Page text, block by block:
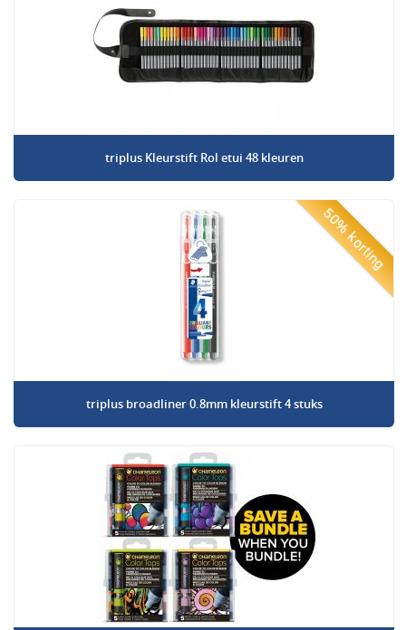
triplus Kleurstift Rol etui 48 kleuren
50% korting
triplus broadliner 0.8mm kleurstift 4 stuks